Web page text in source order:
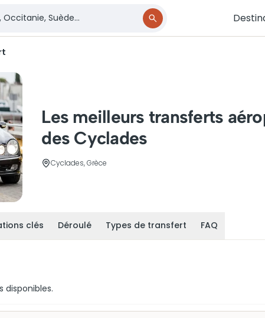
Les meilleurs transferts
des Cyclades
Cyclades, Grèce
clés Déroulé Types de transfert FAQ
disponibles.